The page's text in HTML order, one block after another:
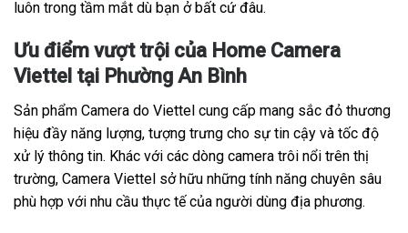
luôn trong tầm mắt dù bạn ở bất cứ đâu.
Ưu điểm vượt trội của Home Camera
Viettel tại Phường An Bình
Sản phẩm Camera do Viettel cung cấp mang sắc đỏ thương
hiệu đầy năng lượng, tượng trưng cho sự tin cậy và tốc độ
xử lý thông tin. Khác với các dòng camera trôi nổi trên thị
trường, Camera Viettel sở hữu những tính năng chuyên sâu
phù hợp với nhu cầu thực tế của người dùng địa phương.